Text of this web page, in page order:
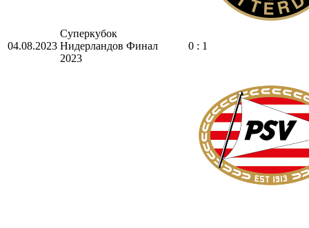
04.08.2023
Суперкубок
Нидерландов
2023
Финал 0 : 1